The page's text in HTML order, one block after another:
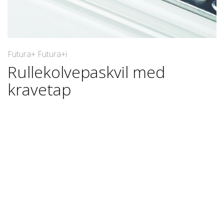
Futura+ Futura+i
Rullekolvepaskvil med
kravetap